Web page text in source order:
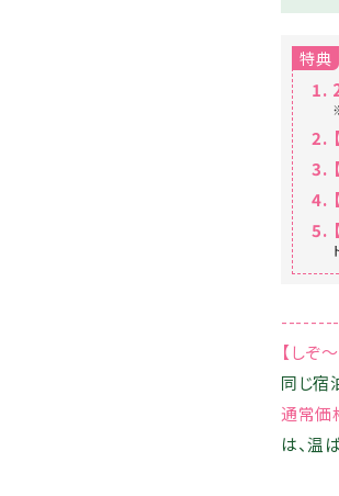
特典
【しぞ
同じ宿
通常価
は、温